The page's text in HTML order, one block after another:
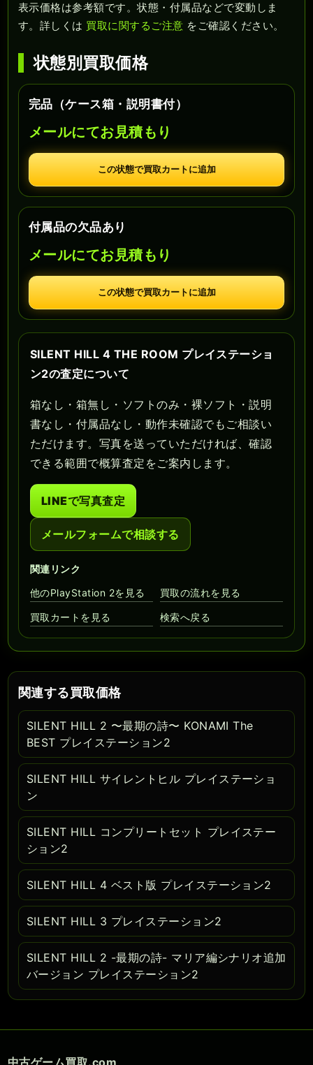
表示価格は参考額です。状態・付属品などで変動しま
す。詳しくは 買取に関するご注意 をご確認ください。
状態別買取価格
完品（ケース箱・説明書付）
メールにてお見積もり
この状態で買取カートに追加
付属品の欠品あり
メールにてお見積もり
この状態で買取カートに追加
SILENT HILL 4 THE ROOM プレイステーショ
ン2の査定について
箱なし・箱無し・ソフトのみ・裸ソフト・説明
書なし・付属品なし・動作未確認でもご相談い
ただけます。写真を送っていただければ、確認
できる範囲で概算査定をご案内します。
LINEで写真査定
メールフォームで相談する
関連リンク
他のPlayStation 2を見る
買取の流れを見る
買取カートを見る 検索へ戻る
関連する買取価格
SILENT HILL 2 〜最期の詩〜 KONAMI The
BEST プレイステーション2
SILENT HILL サイレントヒル プレイステーショ
ン
SILENT HILL コンプリートセット プレイステー
ション2
SILENT HILL 4 ベスト版 プレイステーション2
SILENT HILL 3 プレイステーション2
SILENT HILL 2 -最期の詩- マリア編シナリオ追加
バージョン プレイステーション2